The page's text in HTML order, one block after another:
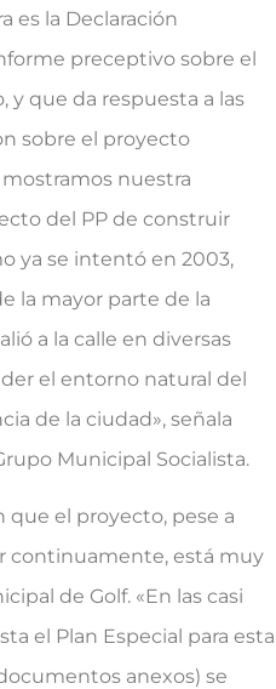
es la Declaración
preceptivo sobre el
y que da respuesta a las
sobre el proyecto
nuestra
del PP de construir
ya se intentó en 2003,
la mayor parte de la
a la calle en diversas
el entorno natural del
de la ciudad», señala
Municipal Socialista.
el proyecto, pese a
continuamente, está muy
de Golf. «En las casi
el Plan Especial para esta
anexos) se